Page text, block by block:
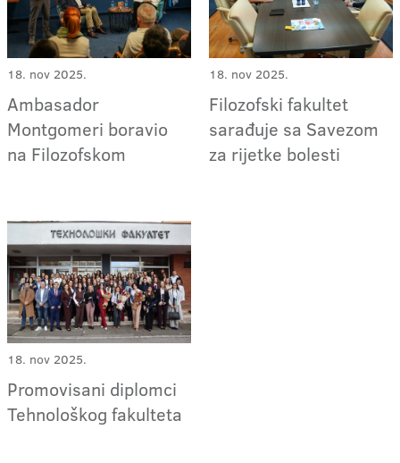
18. nov 2025.
Ambasador
Montgomeri boravio
na Filozofskom
18. nov 2025.
Filozofski fakultet
sarađuje sa Savezom
za rijetke bolesti
18. nov 2025.
Promovisani diplomci
Tehnološkog fakulteta